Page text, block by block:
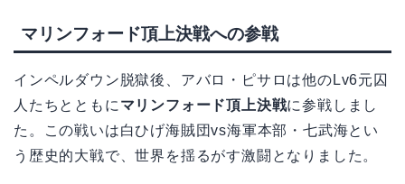
マリンフォード頂上決戦への参戦
インペルダウン脱獄後、アバロ・ピサロは他のLv6元囚
人たちとともに マリンフォード頂上決戦に参戦しまし
た。この戦いは白ひげ海賊団vs海軍本部・七武海とい
う歴史的大戦で、世界を揺るがす激闘となりました。